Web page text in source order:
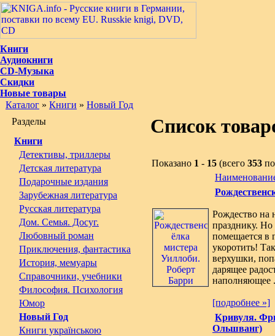
Книги
Аудиокниги
CD-Музыка
Скидки
Новые товары
Каталог » Книги » Новый Год
Разделы
Книги
Детективы, триллеры
Детская литература
Подарочные издания
Зарубежная литература
Русская литература
Дом. Семья. Досуг.
Любовный роман
Приключения, фантастика
История, мемуары
Справочники, учебники
Философия. Психология
Юмор
Новый Год
Книги українською
Список
Показано 1 - 15 (всего 353
Рождество на
празднику. Но
помещается в
укоротить!
верхушки,
дарящее
наполняющее
[подробнее »]
Кривуля.
Ольшванг)